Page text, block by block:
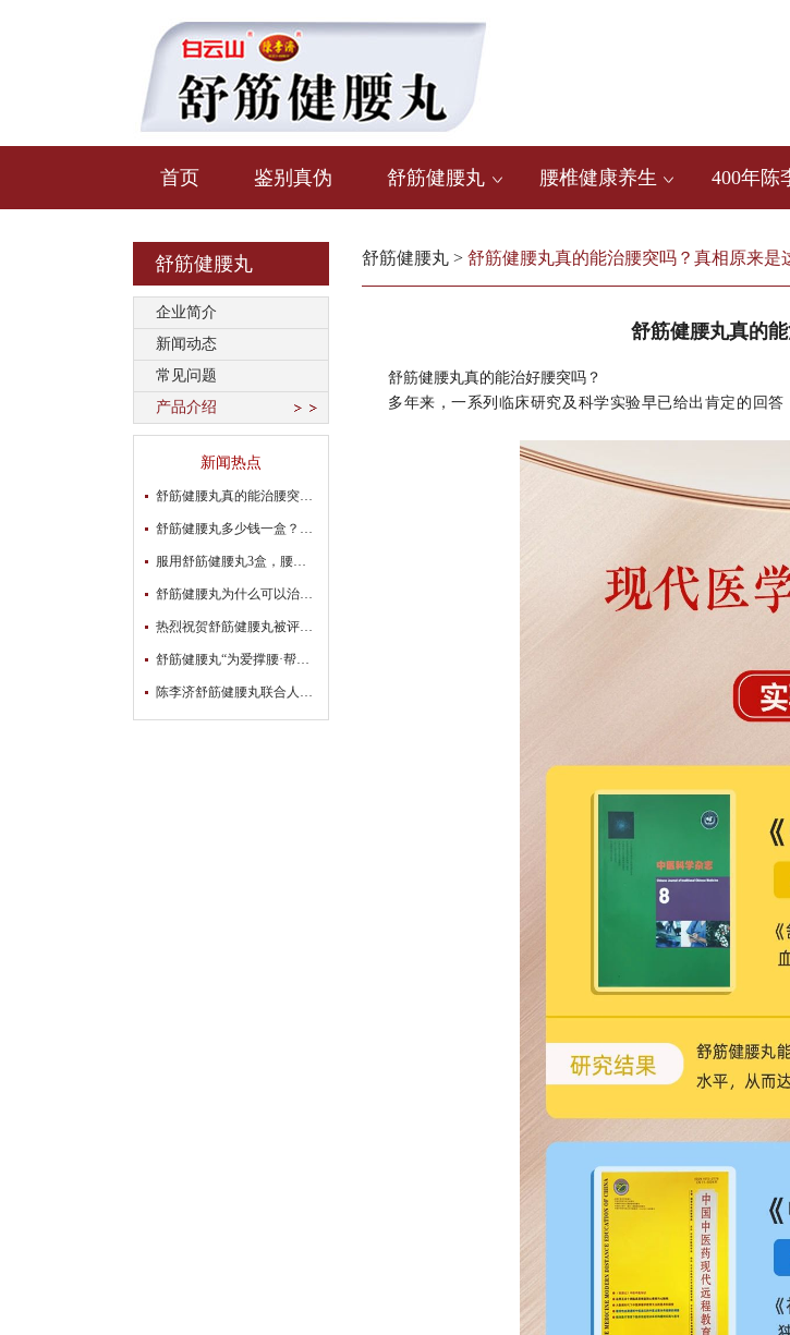
首页 鉴别真伪 舒筋健腰丸 腰椎健康养生 400年陈
舒筋健腰丸
企业简介
新闻动态
常见问题
产品介绍
新闻热点
舒筋健腰丸真的能治腰突吗？真相原来是这样……
舒筋健腰丸多少钱一盒？你想知道的都在这
服用舒筋健腰丸3盒，腰腿不疼了，可以停药了吗？
舒筋健腰丸为什么可以治疗腰间盘突出？
热烈祝贺舒筋健腰丸被评为【2022-2023年度中国药店“颈腰椎类”店员推荐率最高品牌】！
舒筋健腰丸“为爱撑腰·帮扶腰突患者公益活动”覆盖5万多名患者！
陈李济舒筋健腰丸联合人民日报健康客户端发起中西医结合骨科发展与创新研讨会暨“为爱撑腰·帮扶腰椎间盘突出患者公益活动” ​
舒筋健腰丸 > 舒筋健腰丸真的能治腰突吗？真相原来
舒筋健腰丸真的
舒筋健腰丸真的能治好腰突吗？
多年来，一系列临床研究及科学实验早已给出肯定的回答